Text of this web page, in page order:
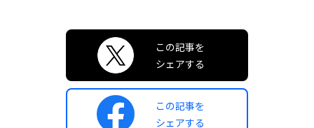
この記事を
シェアする
この記事を
シェアする